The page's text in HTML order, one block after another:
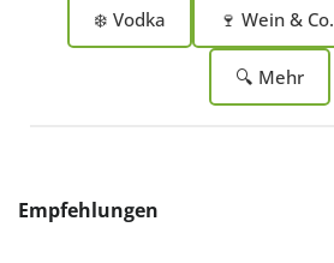
❄️ Vodka 🍷 Wein & Co.
🔍 Mehr
Produktgalerie überspringen
Empfehlungen